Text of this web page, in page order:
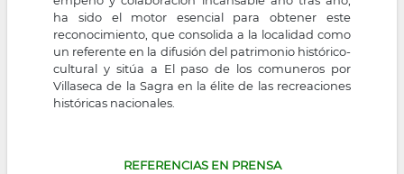
ha sido el motor esencial para obtener este
reconocimiento, que consolida a la localidad como
un referente en la difusión del patrimonio histórico-
cultural y sitúa a El paso de los comuneros por
Villaseca de la Sagra en la élite de las recreaciones
históricas nacionales.
REFERENCIAS EN PRENSA